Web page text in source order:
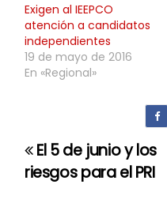
Exigen al IEEPCO
atención a candidatos
independientes
19 de mayo de 2016
En «Regional»
NEl 5 de junio y los
riesgos para el PRI